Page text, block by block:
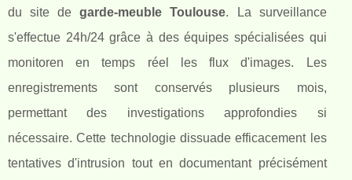
du site degarde-meuble Toulouse. La surveillance
s'effectue 24h/24 grâce à des équipes spécialisées qui
monitoren en temps réel les flux d'images. Les
enregistrements sont conservés plusieurs mois,
permettant des investigations approfondies si
nécessaire. Cette technologie dissuade efficacement les
tentatives d'intrusion tout en documentant précisément